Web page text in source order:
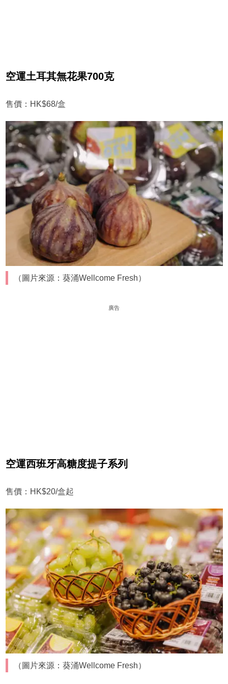
空運土耳其無花果700克
售價：HK$68/盒
（圖片來源：葵涌Wellcome Fresh）
廣告
空運西班牙高糖度提子系列
售價：HK$20/盒起
（圖片來源：葵涌Wellcome Fresh）